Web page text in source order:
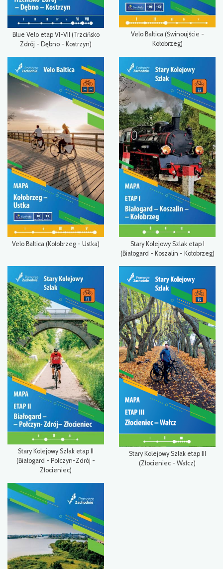
Blue Velo etap VI-VII (Trzcińsko
Zdrój - Dębno - Kostrzyn)
Velo Baltica (Świnoujście -
Kołobrzeg)
Velo Baltica (Kołobrzeg - Ustka)
Stary Kolejowy Szlak etap I
(Białogard - Koszalin - Kołobrzeg)
Stary Kolejowy Szlak etap II
(Białogard - Połczyn-Zdrój -
Złocieniec)
Stary Kolejowy Szlak etap III
(Złocieniec - Wałcz)